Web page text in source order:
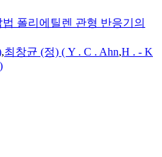
폴리에틸렌 관형 반응기의
,최창균 (정) ( Y . C . Ahn,H . - K